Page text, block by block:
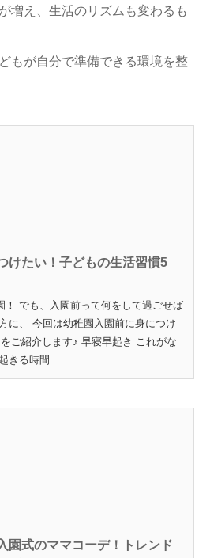
増え、生活のリズムも変わるも
もが自分で準備できる環境を整
けたい！子どもの生活習慣5
！ でも、入園前って何をして過ごせば
に、 今回は幼稚園入園前に身につけ
ご紹介します♪ 早寝早起き これがな
きる時間...
園式のママコーデ！トレンド